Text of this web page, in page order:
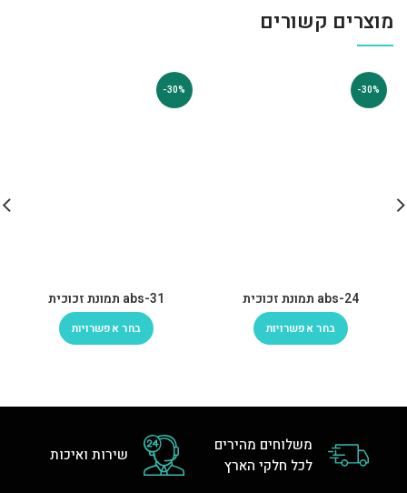
מוצרים קשורים
-30%
abs-24 תמונת זכוכית
בחר אפשרויות
-30%
abs-31 תמונת זכוכית
בחר אפשרויות
משלוחים מהירים
לכל חלקי הארץ
שירות ואיכות